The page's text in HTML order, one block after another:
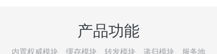
产品功能
内置权威模块、缓存模块、转发模块、递归模块、服务地